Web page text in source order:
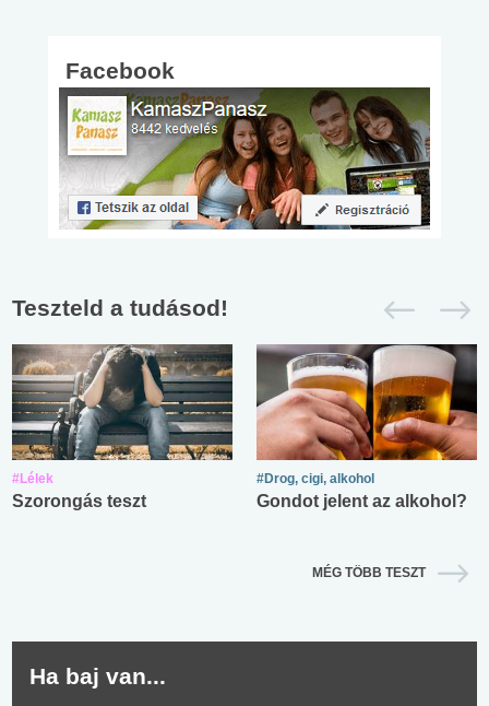
Facebook
Teszteld a tudásod!
#Lélek
Szorongás teszt
#Drog, cigi, alkohol
Gondot jelent az alkohol?
MÉG TÖBB TESZT
Ha baj van...